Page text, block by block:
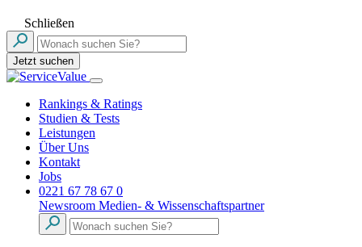
Schließen
Jetzt suchen
Rankings & Ratings
Studien & Tests
Leistungen
Über Uns
Kontakt
Jobs
0221 67 78 67 0
Newsroom Medien- & Wissenschaftspartner